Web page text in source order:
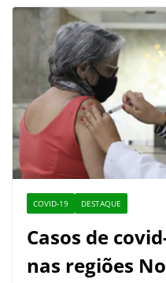
COVID-19 DESTAQUE
Casos de
nas regiões